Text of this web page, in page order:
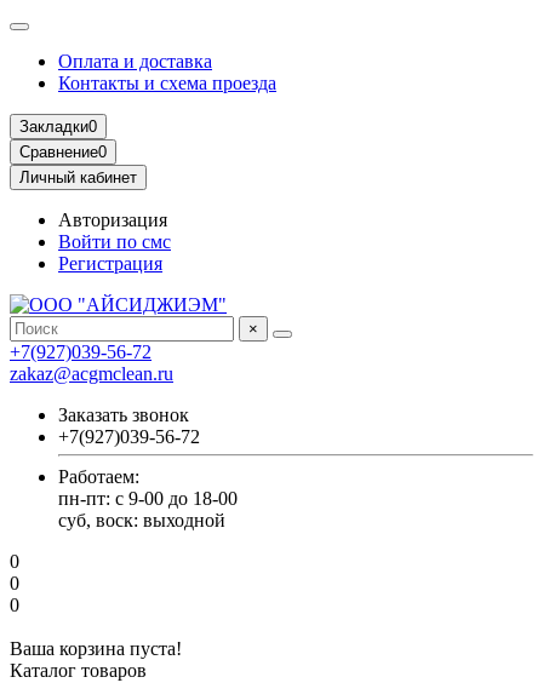
Оплата и доставка
Контакты и схема проезда
Закладки0
Сравнение0
Личный кабинет
Авторизация
Войти по смс
Регистрация
×
+7(927)039-56-72
zakaz@acgmclean.ru
Заказать звонок
+7(927)039-56-72
Работаем:
пн-пт: с 9-00 до 18-00
суб, воск: выходной
0
0
0
Ваша корзина пуста!
Каталог товаров